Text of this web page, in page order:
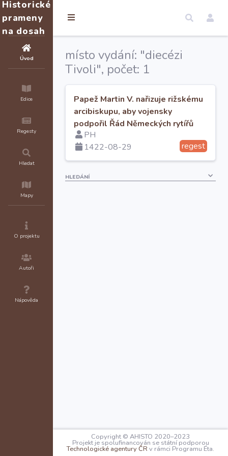
Historické
prameny
na dosah
Úvod
Edice
Regesty
Hledat
Mapy
O projektu
Autoři
Nápověda
místo vydání: "diecézi
Tivoli", počet: 1
Papež Martin V. nařizuje rižskému
arcibiskupu, aby vojensky
podpořil Řád Německých rytířů
v boji proti českým heretikům
PH
1422-08-29
regest
HLEDÁNÍ
Copyright © AHISTO 2020–2023
Projekt je spolufinancován se státní podporou
Technologické agentury ČR v rámci Programu Éta.